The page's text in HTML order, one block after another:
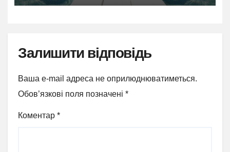
Залишити відповідь
Ваша e-mail адреса не оприлюднюватиметься.
Обов’язкові поля позначені *
Коментар *